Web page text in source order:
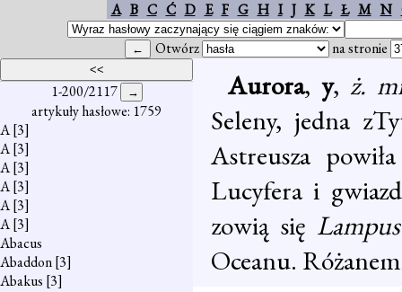
A B C Ć D E F G H I J K L Ł M N
Otwórz na stronie
1-200/2117
artykuły hasłowe: 1759
A[3]
A[3]
A[3]
A[3]
A[3]
A[3]
Abacus
Abaddon[3]
Abakus [3]
Aurora, y, ż.
Seleny, jedna
Astreusza
Lucyfera i
zowią się
Oceanu.